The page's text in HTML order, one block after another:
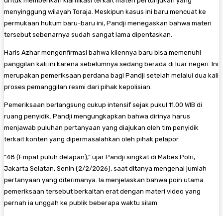
menyinggung wilayah Toraja. Meskipun kasus ini baru mencuat ke
permukaan hukum baru-baru ini, Pandji menegaskan bahwa materi
tersebut sebenarnya sudah sangat lama dipentaskan.
​Haris Azhar mengonfirmasi bahwa kliennya baru bisa memenuhi
panggilan kali ini karena sebelumnya sedang berada di luar negeri. Ini
merupakan pemeriksaan perdana bagi Pandji setelah melalui dua kali
proses pemanggilan resmi dari pihak kepolisian.
​Pemeriksaan berlangsung cukup intensif sejak pukul 11.00 WIB di
ruang penyidik. Pandji mengungkapkan bahwa dirinya harus
menjawab puluhan pertanyaan yang diajukan oleh tim penyidik
terkait konten yang dipermasalahkan oleh pihak pelapor.
​”48 (Empat puluh delapan),” ujar Pandji singkat di Mabes Polri,
Jakarta Selatan, Senin (2/2/2026), saat ditanya mengenai jumlah
pertanyaan yang diterimanya. Ia menjelaskan bahwa poin utama
pemeriksaan tersebut berkaitan erat dengan materi video yang
pernah ia unggah ke publik beberapa waktu silam.